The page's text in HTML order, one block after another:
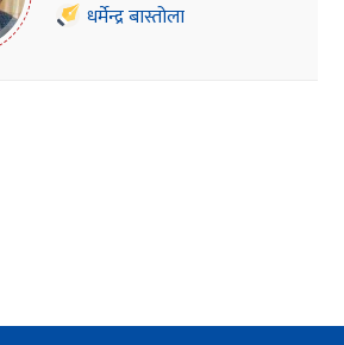
धर्मेन्द्र बास्तोला